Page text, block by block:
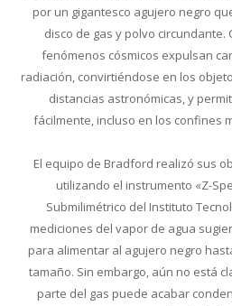
por un gigantesco agujero negro
disco de gas y polvo circundante.
fenómenos cósmicos expulsan
radiación, convirtiéndose en los
distancias astronómicas, y
fácilmente, incluso en los confines
El equipo de Bradford realizó sus
utilizando el instrumento «Z-
Submilimétrico del Instituto
mediciones del vapor de agua
para alimentar al agujero negro
tamaño. Sin embargo, aún no está
parte del gas puede acabar